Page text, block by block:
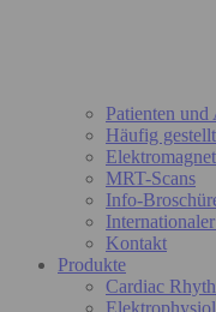
Patienten
Häufig
MRT-Scans
Info-
Kontakt
Produkte
Cardiac